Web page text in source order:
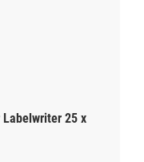
Labelwriter 25 x